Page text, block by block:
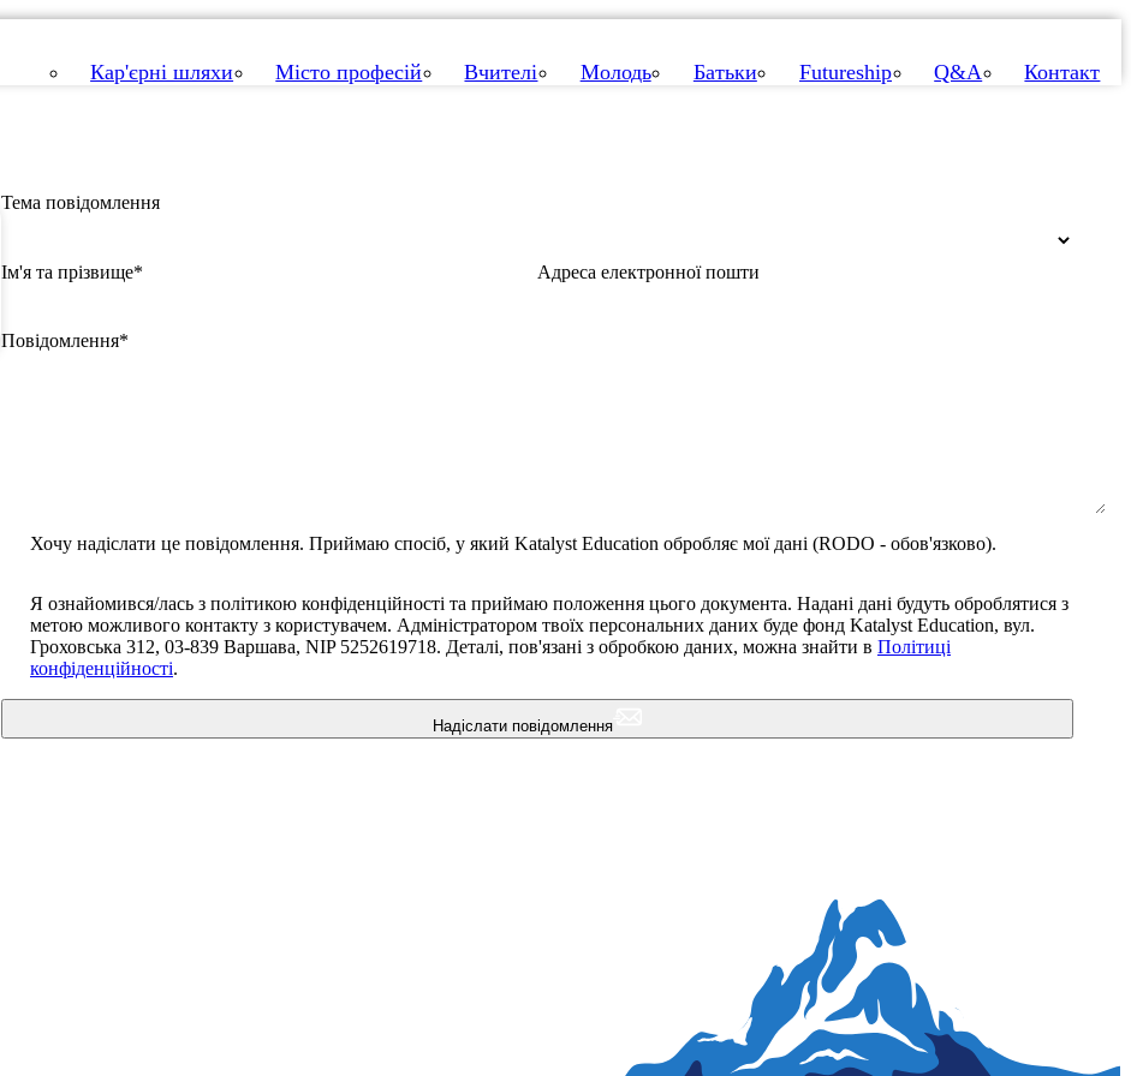
Кар'єрні шляхи Місто професій Вчителі Молодь Батьки Futureship Q&A Контакт
Тема повідомлення
Ім'я та прізвище* Адреса електронної пошти
Повідомлення*
Хочу надіслати це повідомлення. Приймаю спосіб, у який Katalyst Education обробляє мої дані (RODO - обов'язково).
Я ознайомився/лась з політикою конфіденційності та приймаю положення цього документа. Надані дані будуть оброблятися з
метою можливого контакту з користувачем. Адміністратором твоїх персональних даних буде фонд Katalyst Education, вул.
Гроховська 312, 03-839 Варшава, NIP 5252619718. Деталі, пов'язані з обробкою даних, можна знайти вПолітиці
конфіденційності.
Надіслати повідомлення